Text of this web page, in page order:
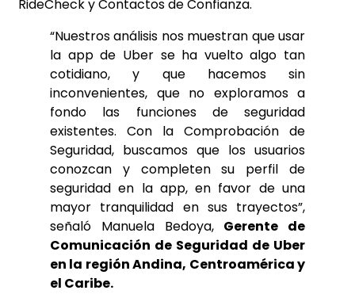
RideCheck y Contactos de Confianza.
“Nuestros análisis nos muestran que usar
la app de Uber se ha vuelto algo tan
cotidiano, y que hacemos sin
inconvenientes, que no exploramos a
fondo las funciones de seguridad
existentes. Con la Comprobación de
Seguridad, buscamos que los usuarios
conozcan y completen su perfil de
seguridad en la app, en favor de una
mayor tranquilidad en sus trayectos”,
señaló Manuela Bedoya, Gerente de
Comunicación de Seguridad de Uber
en la región Andina, Centroamérica y
el Caribe.